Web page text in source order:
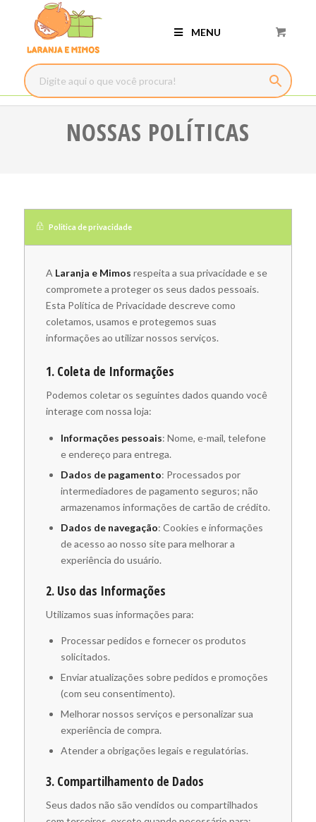
MENU
NOSSAS POLÍTICAS
Politica de privacidade
A Laranja e Mimos respeita a sua privacidade e se
compromete a proteger os seus dados pessoais.
Esta Política de Privacidade descreve como
coletamos, usamos e protegemos suas
informações ao utilizar nossos serviços.
1. Coleta de Informações
Podemos coletar os seguintes dados quando você
interage com nossa loja:
Informações pessoais: Nome, e-mail, telefone
e endereço para entrega.
Dados de pagamento: Processados por
intermediadores de pagamento seguros; não
armazenamos informações de cartão de crédito.
Dados de navegação: Cookies e informações
de acesso ao nosso site para melhorar a
experiência do usuário.
2. Uso das Informações
Utilizamos suas informações para:
Processar pedidos e fornecer os produtos
solicitados.
Enviar atualizações sobre pedidos e promoções
(com seu consentimento).
Melhorar nossos serviços e personalizar sua
experiência de compra.
Atender a obrigações legais e regulatórias.
3. Compartilhamento de Dados
Seus dados não são vendidos ou compartilhados